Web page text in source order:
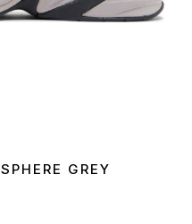
GREY